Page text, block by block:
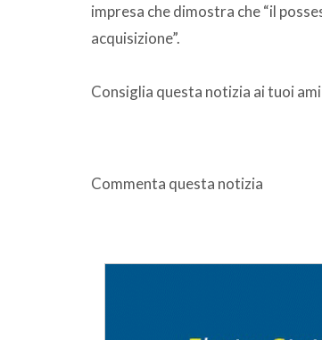
impresa che dimostra che “il
acquisizione”.
Consiglia questa notizia ai tuoi
Commenta questa notizia